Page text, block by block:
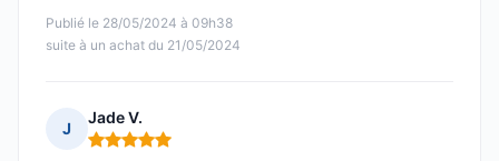
Publié le 28/05/2024 à 09h38
suite à un achat du 21/05/2024
J
Jade V.
Note : 5 sur 5